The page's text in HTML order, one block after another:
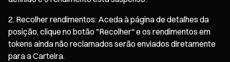
Recolher rendimentos: Aceda à página de detalhes da
posição, clique no botão "Recolher" e os rendimentos em
tokens ainda não reclamados serão enviados diretamente
para a Carteira.